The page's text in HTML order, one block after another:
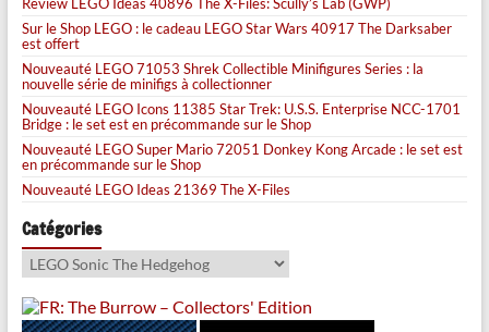
Review LEGO Ideas 40896 The X-Files: Scully’s Lab (GWP)
Sur le Shop LEGO : le cadeau LEGO Star Wars 40917 The Darksaber
est offert
Nouveauté LEGO 71053 Shrek Collectible Minifigures Series : la
nouvelle série de minifigs à collectionner
Nouveauté LEGO Icons 11385 Star Trek: U.S.S. Enterprise NCC-1701
Bridge : le set est en précommande sur le Shop
Nouveauté LEGO Super Mario 72051 Donkey Kong Arcade : le set est
en précommande sur le Shop
Nouveauté LEGO Ideas 21369 The X-Files
Catégories
Catégories